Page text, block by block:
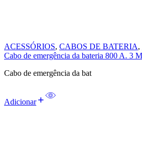
ACESSÓRIOS, CABOS DE BATERIA,
Cabo de emergência da bateria 800 A. 3
Cabo de emergência da bat
Adicionar